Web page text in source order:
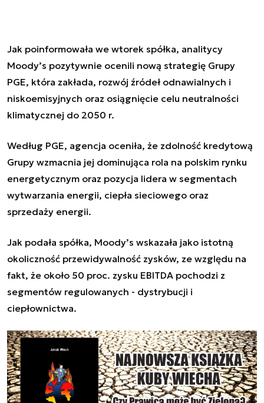
Jak poinformowała we wtorek spółka, analitycy
Moody’s pozytywnie ocenili nową strategię Grupy
PGE, która zakłada, rozwój źródeł odnawialnych i
niskoemisyjnych oraz osiągnięcie celu neutralności
klimatycznej do 2050 r.
Według PGE, agencja oceniła, że zdolność kredytową
Grupy wzmacnia jej dominująca rola na polskim rynku
energetycznym oraz pozycja lidera w segmentach
wytwarzania energii, ciepła sieciowego oraz
sprzedaży energii.
Jak podała spółka, Moody’s wskazała jako istotną
okoliczność przewidywalność zysków, ze względu na
fakt, że około 50 proc. zysku EBITDA pochodzi z
segmentów regulowanych - dystrybucji i
ciepłownictwa.